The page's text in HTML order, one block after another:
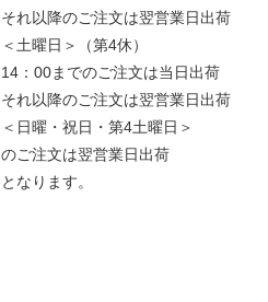
それ以降のご注文は翌営業日出荷
＜土曜日＞（第4休）
14：00までのご注文は当日出荷
それ以降のご注文は翌営業日出荷
＜日曜・祝日・第4土曜日＞
のご注文は翌営業日出荷
となります。